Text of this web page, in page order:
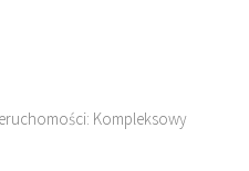
Kompleksowy